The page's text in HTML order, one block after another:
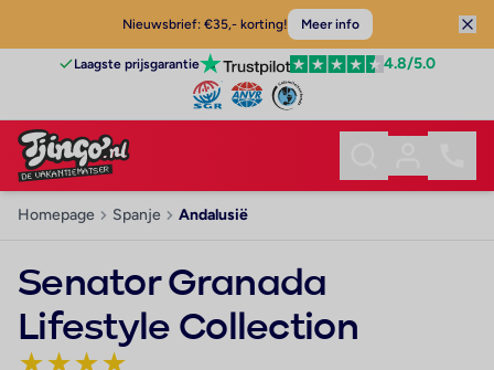
Nieuwsbrief: €35,- korting! Meer info
Laagste prijsgarantie 4.8/5.0
Homepage Spanje Andalusië
Senator Granada
Lifestyle Collection